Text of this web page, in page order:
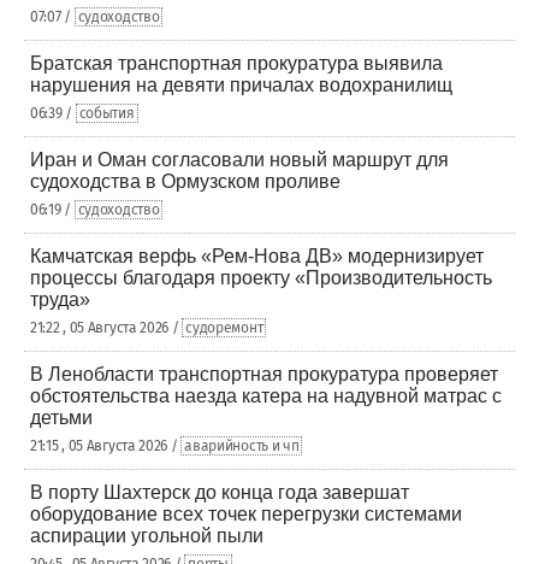
07:07 / судоходство
Братская транспортная прокуратура выявила
нарушения на девяти причалах водохранилищ
06:39 / события
Иран и Оман согласовали новый маршрут для
судоходства в Ормузском проливе
06:19 / судоходство
Камчатская верфь «Рем-Нова ДВ» модернизирует
процессы благодаря проекту «Производительность
труда»
21:22 , 05 Августа 2026 / судоремонт
В Ленобласти транспортная прокуратура проверяет
обстоятельства наезда катера на надувной матрас с
детьми
21:15 , 05 Августа 2026 / аварийность и чп
В порту Шахтерск до конца года завершат
оборудование всех точек перегрузки системами
аспирации угольной пыли